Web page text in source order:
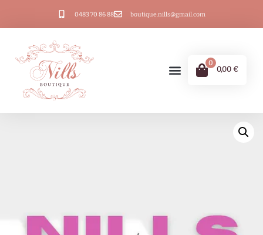
0483 70 86 88 boutique.nills@gmail.com
0
0,00 €